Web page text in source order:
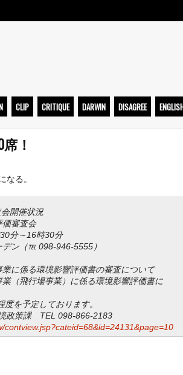
CLIP CRITIQUE DARWIN DISAGREE
！
なる。
開催状況
価審査会
分～16時30分
ン（℡ 098-946-5555）
に係る環境影響評価書の審査について
（飛行場事業）に係る環境影響評価書に
を予定しております。
政策課 TEL 098-866-2183